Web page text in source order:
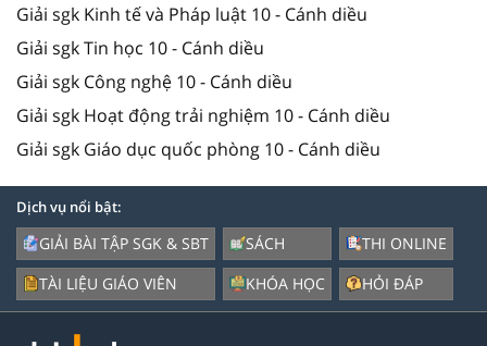
Giải sgk Kinh tế và Pháp luật 10 - Cánh diều
Giải sgk Tin học 10 - Cánh diều
Giải sgk Công nghệ 10 - Cánh diều
Giải sgk Hoạt động trải nghiệm 10 - Cánh diều
Giải sgk Giáo dục quốc phòng 10 - Cánh diều
Dịch vụ nổi bật:
GIẢI BÀI TẬP SGK & SBT
TÀI LIỆU GIÁO VIÊN
SÁCH
KHÓA HỌC
THI ONLINE
HỎI ĐÁP